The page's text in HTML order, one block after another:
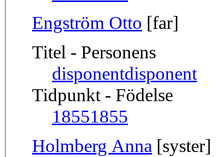
Engström Otto [far]
Titel - Personens
disponentdisponent
Tidpunkt - Födelse
18551855
Holmberg Anna [syster]